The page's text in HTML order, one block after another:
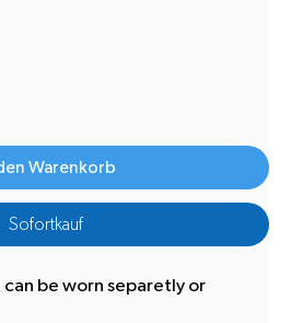
Warenkorb
Sofortkauf
can be worn separetly or